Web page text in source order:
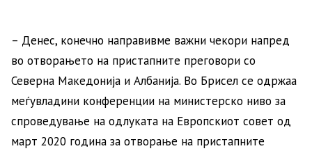
– Денес, конечно направивме важни чекори напред
во отворањето на пристапните преговори со
Северна Македонија и Албанија. Во Брисел се одржаа
меѓувладини конференции на министерско ниво за
спроведување на одлуката на Европскиот совет од
март 2020 година за отворање на пристапните